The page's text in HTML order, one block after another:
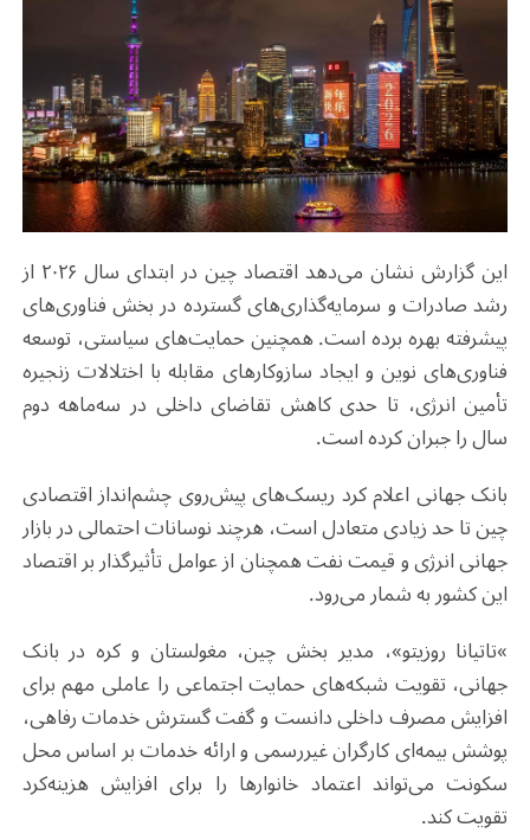
این گزارش نشان می‌دهد اقتصاد چین در ابتدای سال ۲۰۲۶ از
رشد صادرات و سرمایه‌گذاری‌های گسترده در بخش فناوری‌های
پیشرفته بهره برده است. همچنین حمایت‌های سیاستی، توسعه
فناوری‌های نوین و ایجاد سازوکارهای مقابله با اختلالات زنجیره
تأمین انرژی، تا حدی کاهش تقاضای داخلی در سه‌ماهه دوم
سال را جبران کرده است.
بانک جهانی اعلام کرد ریسک‌های پیش‌روی چشم‌انداز اقتصادی
چین تا حد زیادی متعادل است، هرچند نوسانات احتمالی در بازار
جهانی انرژی و قیمت نفت همچنان از عوامل تأثیرگذار بر اقتصاد
این کشور به شمار می‌رود.
«تاتیانا روزیتو»، مدیر بخش چین، مغولستان و کره در بانک
جهانی، تقویت شبکه‌های حمایت اجتماعی را عاملی مهم برای
افزایش مصرف داخلی دانست و گفت گسترش خدمات رفاهی،
پوشش بیمه‌ای کارگران غیررسمی و ارائه خدمات بر اساس محل
سکونت می‌تواند اعتماد خانوارها را برای افزایش هزینه‌کرد
تقویت کند.